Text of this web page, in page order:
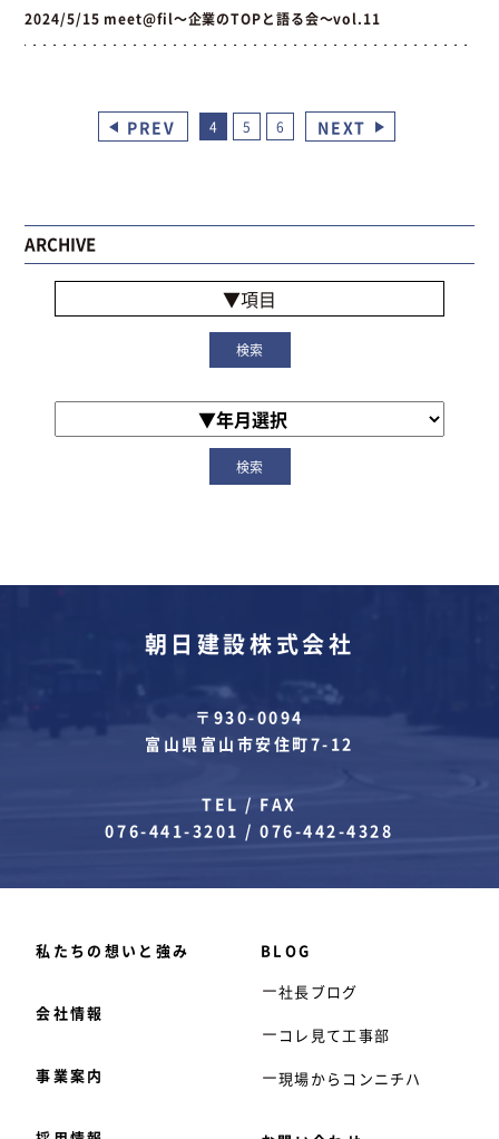
2024/5/15 meet@fil～企業のTOPと語る会～vol.11
PREV 4 5 6 NEXT
ARCHIVE
▼項目
朝日建設株式会社
〒930-0094
富山県富山市安住町7-12
TEL / FAX
076-441-3201 /076-442-4328
私たちの想いと強み
会社情報
事業案内
BLOG
社長ブログ
コレ見て工事部
現場からコンニチハ